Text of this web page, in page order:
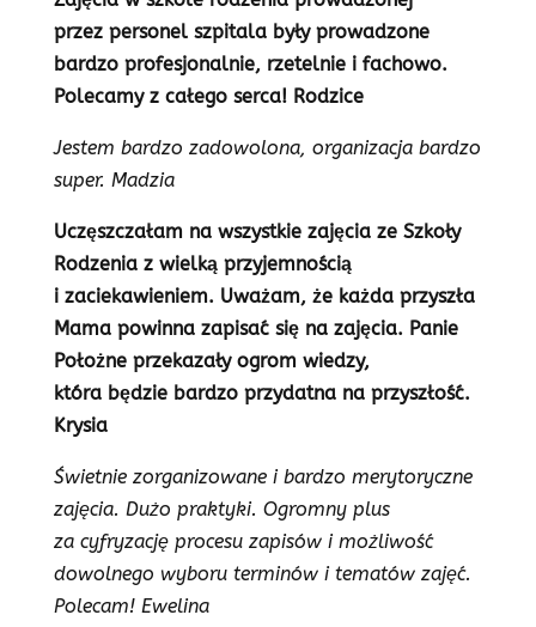
przez personel szpitala były prowadzone
bardzo profesjonalnie, rzetelnie i fachowo.
Polecamy z całego serca! Rodzice
Jestem bardzo zadowolona, organizacja bardzo
super. Madzia
Uczęszczałam na wszystkie zajęcia ze Szkoły
Rodzenia z wielką przyjemnością
i zaciekawieniem. Uważam, że każda przyszła
Mama powinna zapisać się na zajęcia. Panie
Położne przekazały ogrom wiedzy,
która będzie bardzo przydatna na przyszłość.
Krysia
Świetnie zorganizowane i bardzo merytoryczne
zajęcia. Dużo praktyki. Ogromny plus
za cyfryzację procesu zapisów i możliwość
dowolnego wyboru terminów i tematów zajęć.
Polecam! Ewelina